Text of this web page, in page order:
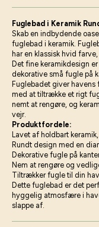
Fuglebad i Keramik
Skab en indbydende
fuglebad i keramik.
har en klassisk hvid
Det fine keramikdesign
dekorative små fugle på
Fuglebadet giver
med at tiltrække et rigt
nemt at rengøre, og
vejr.
Produktfordele:
Lavet af holdbart
Rundt design med en
Dekorative fugle på
Nem at rengøre og
Tiltrækker fugle til din
Dette fuglebad er det
hyggelig atmosfære i
slappe af.